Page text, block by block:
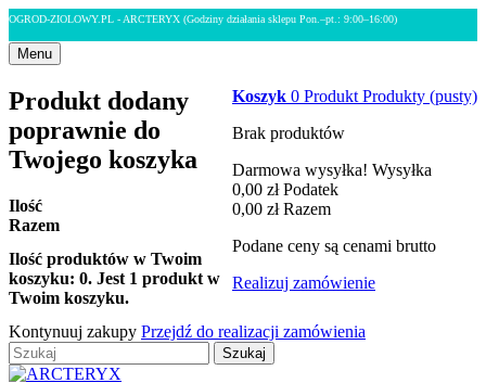
OGROD-ZIOLOWY.PL - ARCTERYX (Godziny działania sklepu Pon.–pt.: 9:00–16:00)
Menu
Koszyk 0 Produkt Produkty (pusty)
Brak produktów
Darmowa wysyłka! Wysyłka
0,00 zł Podatek
0,00 zł Razem
Podane ceny są cenami brutto
Realizuj zamówienie
Produkt dodany
poprawnie do
Twojego koszyka
Ilość
Razem
Ilość produktów w Twoim
koszyku: 0. Jest 1 produkt w
Twoim koszyku.
Kontynuuj zakupy Przejdź do realizacji zamówienia
Szukaj